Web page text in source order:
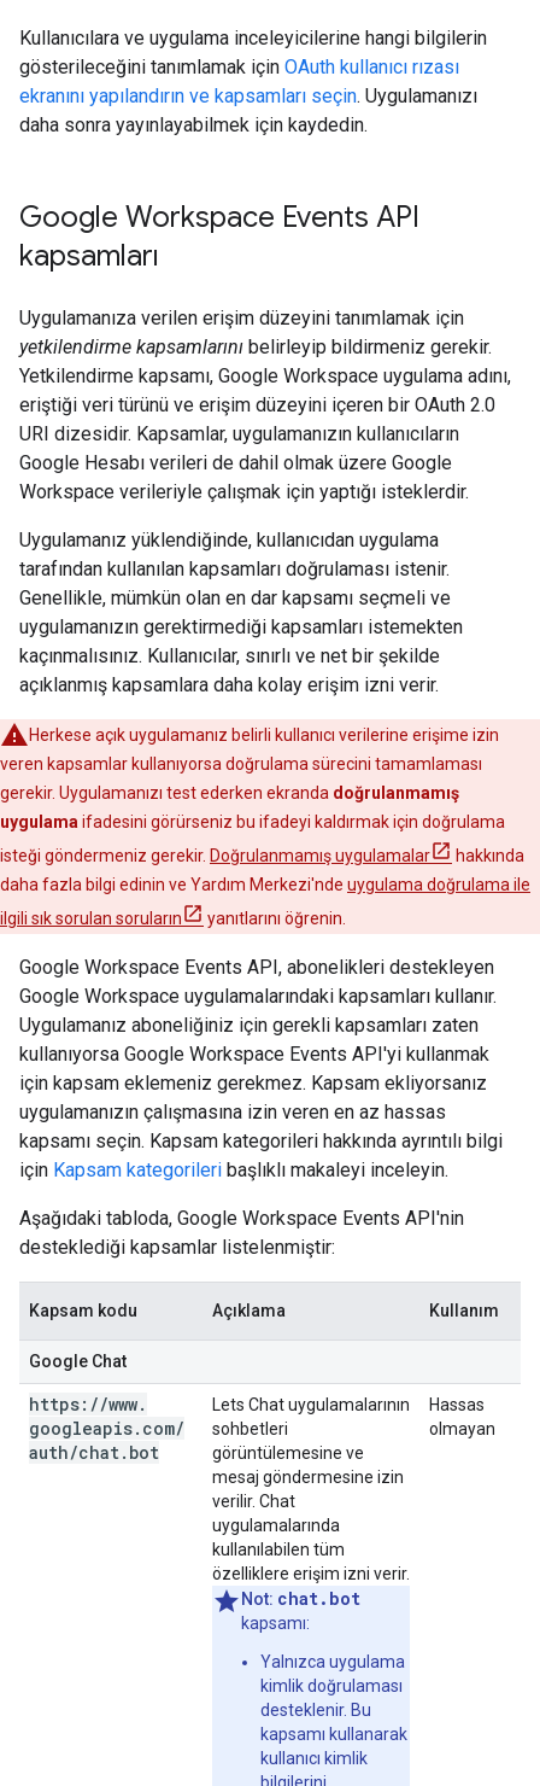
Kullanıcılara ve uygulama inceleyicilerine hangi bilgilerin
gösterileceğini tanımlamak için OAuth kullanıcı rızası
ekranını yapılandırın ve kapsamları seçin. Uygulamanızı
daha sonra yayınlayabilmek için kaydedin.
Google Workspace Events API
kapsamları
Uygulamanıza verilen erişim düzeyini tanımlamak için
yetkilendirme kapsamlarını belirleyip bildirmeniz gerekir.
Yetkilendirme kapsamı, Google Workspace uygulama adını,
eriştiği veri türünü ve erişim düzeyini içeren bir OAuth 2.0
URI dizesidir. Kapsamlar, uygulamanızın kullanıcıların
Google Hesabı verileri de dahil olmak üzere Google
Workspace verileriyle çalışmak için yaptığı isteklerdir.
Uygulamanız yüklendiğinde, kullanıcıdan uygulama
tarafından kullanılan kapsamları doğrulaması istenir.
Genellikle, mümkün olan en dar kapsamı seçmeli ve
uygulamanızın gerektirmediği kapsamları istemekten
kaçınmalısınız. Kullanıcılar, sınırlı ve net bir şekilde
açıklanmış kapsamlara daha kolay erişim izni verir.
Herkese açık uygulamanız belirli kullanıcı verilerine erişime izin
veren kapsamlar kullanıyorsa doğrulama sürecini tamamlaması
gerekir. Uygulamanızı test ederken ekranda doğrulanmamış
uygulama ifadesini görürseniz bu ifadeyi kaldırmak için doğrulama
isteği göndermeniz gerekir. Doğrulanmamış uygulamalar
hakkında
daha fazla bilgi edinin ve Yardım Merkezi'nde uygulama doğrulama ile
ilgili sık sorulan soruların
yanıtlarını öğrenin.
Google Workspace Events API, abonelikleri destekleyen
Google Workspace uygulamalarındaki kapsamları kullanır.
Uygulamanız aboneliğiniz için gerekli kapsamları zaten
kullanıyorsa Google Workspace Events API'yi kullanmak
için kapsam eklemeniz gerekmez. Kapsam ekliyorsanız
uygulamanızın çalışmasına izin veren en az hassas
kapsamı seçin. Kapsam kategorileri hakkında ayrıntılı bilgi
için Kapsam kategorileri başlıklı makaleyi inceleyin.
Aşağıdaki tabloda, Google Workspace Events API'nin
desteklediği kapsamlar listelenmiştir:
Kapsam kodu Açıklama Kullanım
Google Chat
https: //www.
googleapis. com/
auth/chat. bot
Lets Chat uygulamalarının
sohbetleri
görüntülemesine ve
mesaj göndermesine izin
verilir. Chat
uygulamalarında
kullanılabilen tüm
özelliklere erişim izni verir.
Not: chat.bot
kapsamı:
Yalnızca uygulama
kimlik doğrulaması
desteklenir. Bu
kapsamı kullanarak
kullanıcı kimlik
Hassas
olmayan